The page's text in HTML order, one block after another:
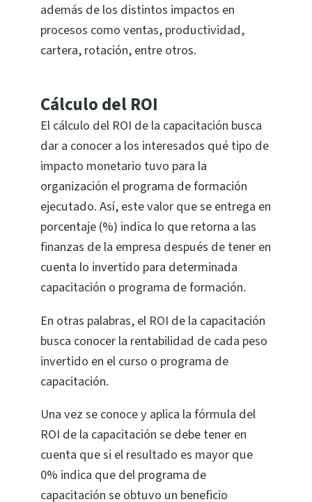
además de los distintos impactos en
procesos como ventas, productividad,
cartera, rotación, entre otros.
Cálculo del ROI
El cálculo del ROI de la capacitación busca
dar a conocer a los interesados qué tipo de
impacto monetario tuvo para la
organización el programa de formación
ejecutado. Así, este valor que se entrega en
porcentaje (%) indica lo que retorna a las
finanzas de la empresa después de tener en
cuenta lo invertido para determinada
capacitación o programa de formación.
En otras palabras, el ROI de la capacitación
busca conocer la rentabilidad de cada peso
invertido en el curso o programa de
capacitación.
Una vez se conoce y aplica la fórmula del
ROI de la capacitación se debe tener en
cuenta que si el resultado es mayor que
0% indica que del programa de
capacitación se obtuvo un beneficio